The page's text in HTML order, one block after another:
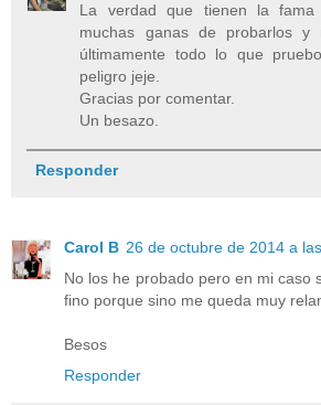
La verdad que tienen la fama
muchas ganas de probarlos y
últimamente todo lo que
peligro jeje.
Gracias por comentar.
Un besazo.
Responder
Carol B 26 de octubre de 2014 a
No los he probado pero en mi caso
fino porque sino me queda muy
Besos
Responder